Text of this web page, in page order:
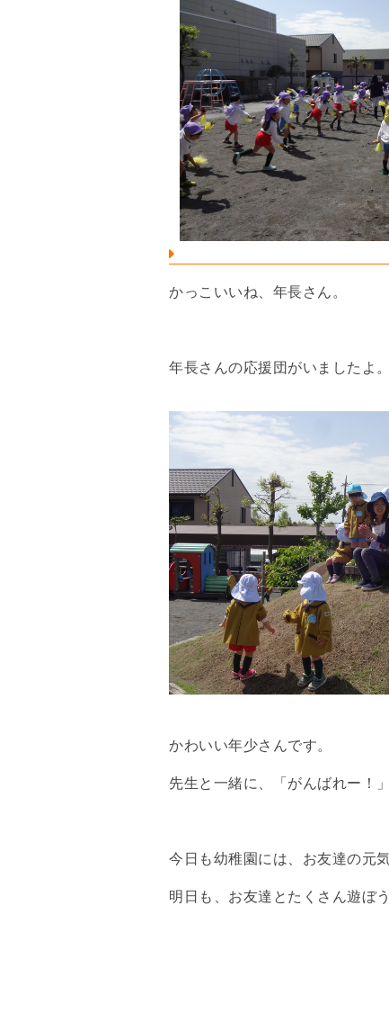
かっこいいね、年長さん。
年長さんの応援団がいましたよ。
かわいい年少さんです。
先生と一緒に、「がんばれー！
今日も幼稚園には、お友達の元
明日も、お友達とたくさん遊ぼう